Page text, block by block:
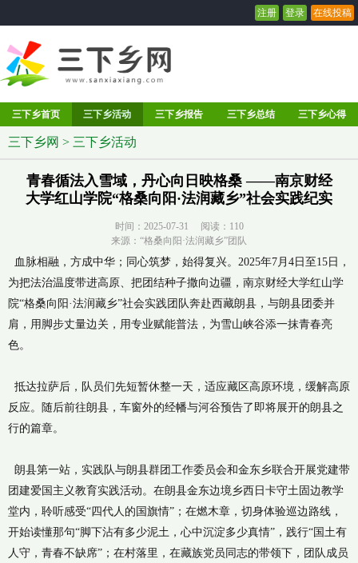
注册 登录 在线投稿
三下乡首页 三下乡活动 三下乡报告 三下乡总结 三下乡心得
三下乡网 > 三下乡活动
青春循法入雪域，丹心向日映格桑 ——南京财经
大学红山学院“格桑向阳·法润藏乡”社会实践纪实
时间：2025-07-31 阅读： 110
来源：“格桑向阳·法润藏乡”团队
血脉相融，方成中华；同心筑梦，始得复兴。2025年7月4日至15日，
为把法治温度带进高原、把团结种子撒向边疆，南京财经大学红山学
院“格桑向阳·法润藏乡”社会实践团队奔赴西藏朗县，与朗县团委并
肩，用脚步丈量边关，用专业赋能普法，为雪山峡谷添一抹青春亮
色。
抵达拉萨后，队员们先短暂休整一天，适应藏区高原环境，缓解高原
反应。随后前往朗县，车窗外的经幡与河谷预告了即将展开的朗县之
行的篇章。
朗县第一站，实践队与朗县群团工作委员会和金东乡联合开展党建带
团建爱国主义教育实践活动。在朗县金东边境乡西日卡守土固边教学
堂内，聆听感受“四代人的国旗情”；在燃木章，切身体验巡边路线，
开始读懂那句“脚下沾有多少泥土，心中沉淀多少真情”，践行“国土有
人守，青春不缺席”；在村落里，在藏族党员同志的带领下，团队成员